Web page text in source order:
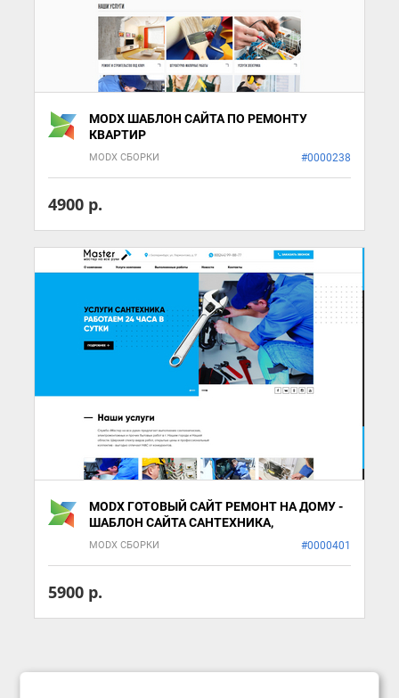
MODX ШАБЛОН САЙТА ПО РЕМОНТУ
КВАРТИР
MODX СБОРКИ #0000238
4900 р.
MODX ГОТОВЫЙ САЙТ РЕМОНТ НА ДОМУ -
ШАБЛОН САЙТА САНТЕХНИКА,
ЭЛЕКТРИКА, СТРОИТЕЛЕЙ
MODX СБОРКИ #0000401
5900 р.